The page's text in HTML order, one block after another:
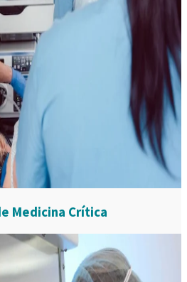
Medicina Crítica